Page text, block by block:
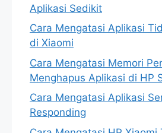
Aplikasi Sedikit
Cara Mengatasi Aplikasi
di Xiaomi
Cara Mengatasi Memori
Menghapus Aplikasi di HP
Cara Mengatasi Aplikasi
Responding